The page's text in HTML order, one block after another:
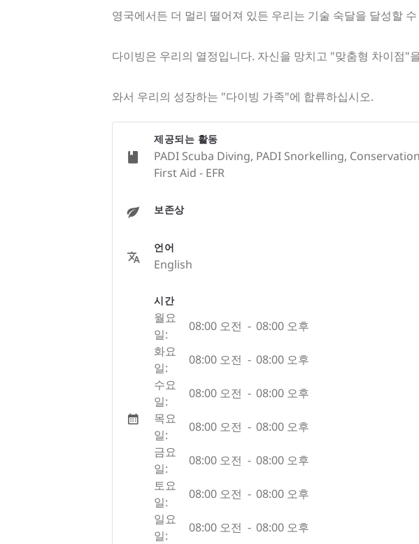
영국에서든 더 멀리 떨어져 있든 우리는 기술 숙달을 달성할
다이빙은 우리의 열정입니다. 자신을 망치고 "맞춤형 차이점"
와서 우리의 성장하는 "다이빙 가족"에 합류하십시오.
제공되는 활동
PADI Scuba Diving, PADI Snorkelling,
First Aid - EFR
보존상
언어
English
시간
월요
일:
08:00 오전 - 08:00 오후
화요
일:
08:00 오전 - 08:00 오후
수요
일:
08:00 오전 - 08:00 오후
목요
일:
08:00 오전 - 08:00 오후
금요
일:
08:00 오전 - 08:00 오후
토요
일:
08:00 오전 - 08:00 오후
일요
일:
08:00 오전 - 08:00 오후